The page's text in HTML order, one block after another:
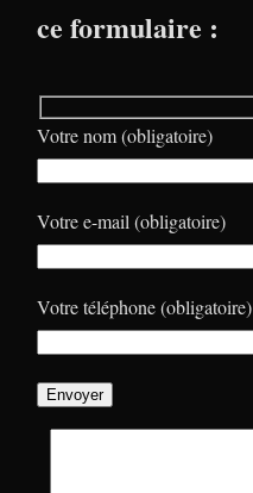
ce formulaire :
Votre nom (obligatoire)
Votre e-mail (obligatoire)
Votre téléphone (obligatoire)